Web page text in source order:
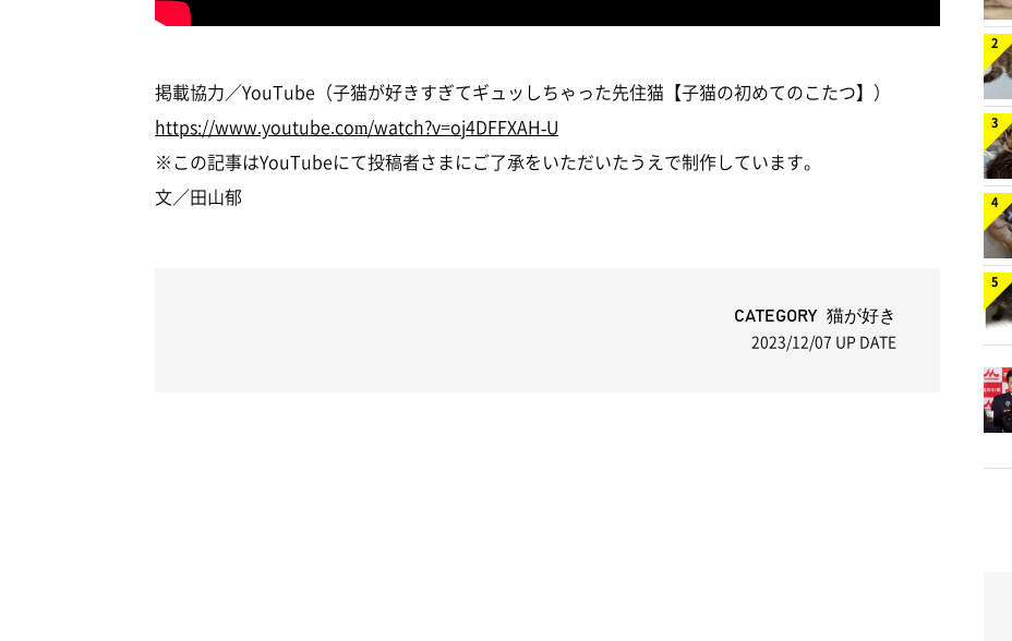
掲載協力／YouTube（子猫が好きすぎてギュッしちゃった先住猫【子猫の初めてのこたつ】）
https://www.youtube.com/watch?v=oj4DFFXAH-U
※この記事はYouTubeにて投稿者さまにご了承をいただいたうえで制作しています。
文／田山郁
CATEGORY 猫が好き
2023/12/07 UP DATE